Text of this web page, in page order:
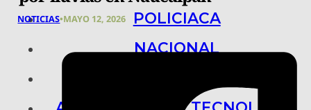
POLICIACA
NACIONAL
NOTICIAS•MAYO 12, 2026